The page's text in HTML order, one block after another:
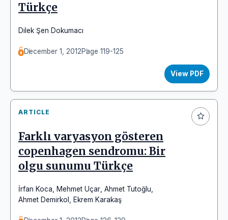
Türkçe
Dilek Şen Dokumacı
December 1, 2012Page 119-125
View PDF
ARTICLE
Farklı varyasyon gösteren
copenhagen sendromu: Bir
olgu sunumu Türkçe
İrfan Koca Mehmet Uçar Ahmet Tutoğlu
Ahmet Demirkol
Ekrem Karakaş